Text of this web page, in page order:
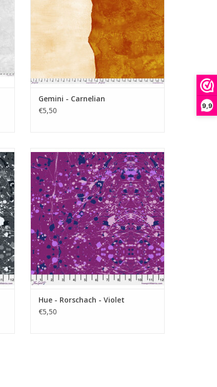
9,9
Gemini - Carnelian
€5,50
paars met Rorschach vlekkenpatroon
TOEVOEGEN AAN WINKELWAGEN
Hue - Rorschach - Violet
€5,50